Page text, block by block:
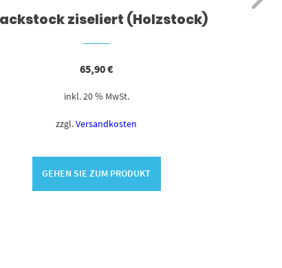
ziseliert (Holzstock)
65,90€
inkl. 20 % MwSt.
zzgl.Versandkosten
GEHEN SIE ZUM PRODUKT